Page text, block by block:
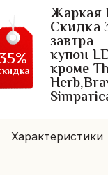
Жаркая
Скидка
завтра
купон
кроме
Характеристики